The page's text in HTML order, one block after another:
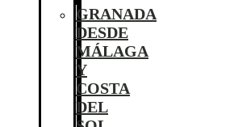
GRANADA
DESDE
MÁLAGA
Y
COSTA
DEL